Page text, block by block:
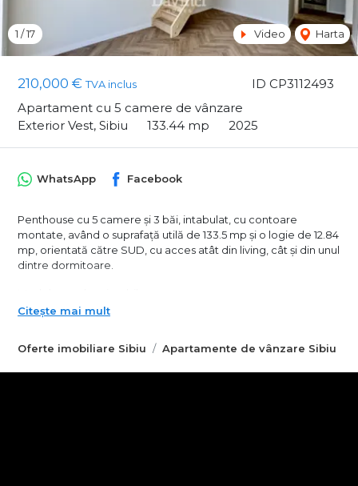
ID CP3112493
210,000 € TVA inclus
Apartament cu 5 camere de vânzare
Exterior Vest, Sibiu
133.44 mp 2025
1 /17 Video Harta
Oferte imobiliare Sibiu Apartamente de vânzare Sibiu
WhatsApp Facebook
Penthouse cu 5 camere și 3 băi, intabulat, cu contoare
montate, având o suprafață utilă de 133.5 mp și o logie de 12.84
mp, orientată către SUD, cu acces atât din living, cât și din unul
dintre dormitoare.
- La cheie, la prețul de 210.000 euro
minim de 50%, condițiile fiind stabilite personalizat la biroul de
vânzări.
Citește mai mult